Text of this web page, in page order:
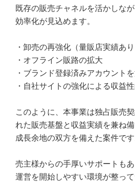
既存の販売チャネルを活かしな
効率化が見込めます。
・卸売の再強化（量販店実績あり
・オフライン販路の拡大
・ブランド登録済みアカウント
・自社サイトの強化による収益
このように、本事業は独占販売
れた販売基盤と収益実績を兼ね
成長余地の双方を備えた案件です
売主様からの手厚いサポートも
運営を開始しやすい環境が整って